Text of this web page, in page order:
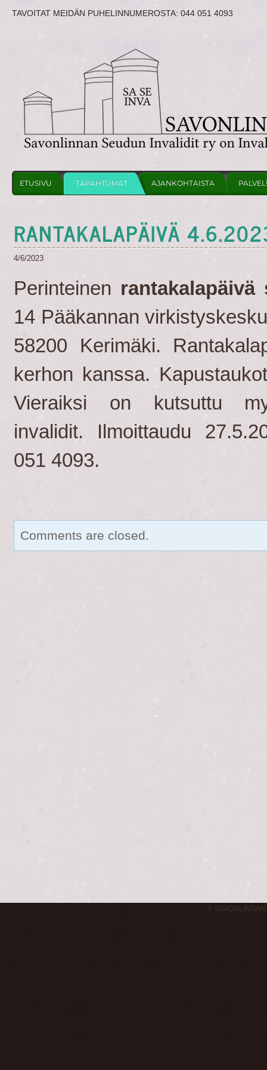
TAVOITAT MEIDÄN PUHELINNUMEROSTA: 044 051 4093
ETUSIVU TAPAHTUMAT AJANKOHTAISTA
RANTAKALAPÄIVÄ
4/6/2023
Perinteinen rantakalapäivä
14 Pääkannan
58200 Kerimäki.
kerhon kanssa.
Vieraiksi on kutsuttu
invalidit. Ilmoittaudu
051 4093.
Comments are closed.
©